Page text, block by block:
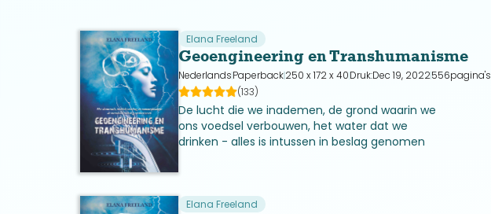
Elana Freeland
Geoengineering en Transhumanisme
NederlandsPaperback250 x 172 x 40Druk:Dec 19, 2022556pagina's
(133)
De lucht die we inademen, de grond waarin we
ons voedsel verbouwen, het water dat we
drinken - alles is intussen in beslag genomen
beoogde Transhumane Mens 2.0.
Elana Freeland